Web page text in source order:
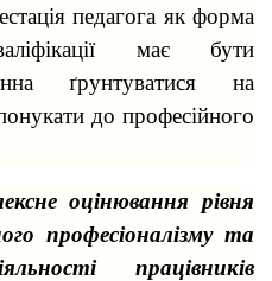
педагога як форма
має бути
ґрунтуватися на
до професійного
оцінювання рівня
професіоналізму та
працівників